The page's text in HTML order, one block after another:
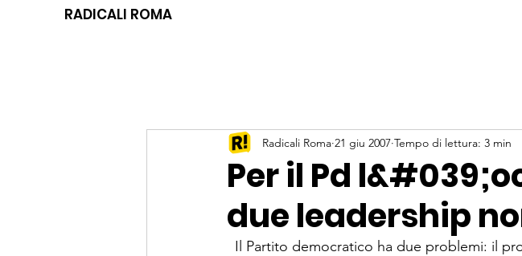
RADICALI ROMA
Per il Pd
due leadership
Radicali Roma 21 giu 2007 Tempo di lettura: 3 min
Il Partito democratico ha due problemi: il